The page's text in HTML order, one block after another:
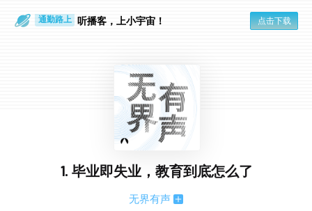
通勤路上 听播客，上小宇宙！ 点击下载
1. 毕业即失业，教育到底怎么了
无界有声